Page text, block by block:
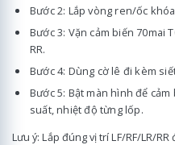
Bước 2: Lắp vòng ren/ốc
Bước 3: Vặn cảm biến 70mai
RR.
Bước 4: Dùng cờ lê đi kèm
Bước 5: Bật màn hình để
suất, nhiệt độ từng lốp.
Lưu ý: Lắp đúng vị trí LF/RF/LR/